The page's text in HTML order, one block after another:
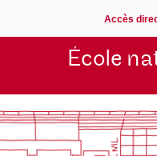
Accès
École